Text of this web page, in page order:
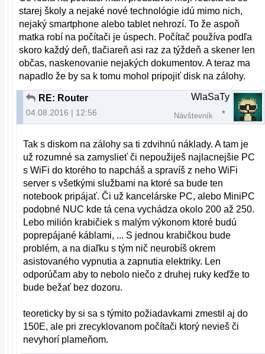
starej školy a nejaké nové technológie idú mimo nich,
nejaký smartphone alebo tablet nehrozí. To že aspoň
matka robí na počítači je úspech. Počítač používa podľa
skoro každý deň, tlačiareň asi raz za týždeň a skener len
občas, naskenovanie nejakých dokumentov. A teraz ma
napadlo že by sa k tomu mohol pripojiť disk na zálohy.
RE: Router
04.08.2016 | 12:56
WlaSaTy
Návštevník
Tak s diskom na zálohy sa ti zdvihnú náklady. A tam je
už rozumné sa zamyslieť či nepoužiješ najlacnejšie PC
s WiFi do ktorého to napcháš a spravíš z neho WiFi
server s všetkými službami na ktoré sa bude ten
notebook pripájať. Či už kancelárske PC, alebo MiniPC
podobné NUC kde tá cena vychádza okolo 200 až 250.
Lebo milión krabičiek s malým výkonom ktoré budú
poprepájané káblami, ... S jednou krabičkou bude
problém, a na diaľku s tým nič neurobíš okrem
asistovaného vypnutia a zapnutia elektriky. Len
odporúčam aby to nebolo niečo z druhej ruky keďže to
bude bežať bez dozoru.
teoreticky by si sa s týmito požiadavkami zmestil aj do
150E, ale pri zrecyklovanom počítači ktorý nevieš či
nevyhorí plameňom.